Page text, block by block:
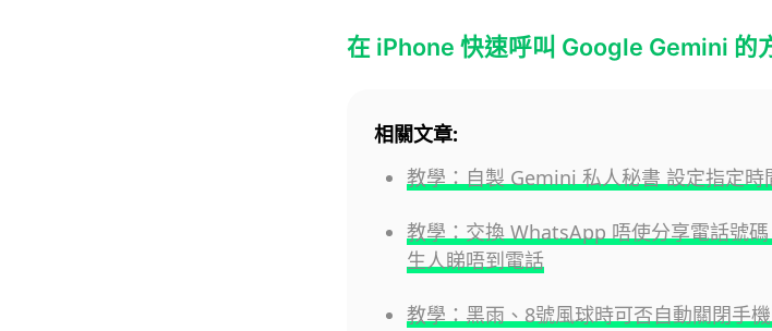
在 iPhone 快速呼叫 Google Gemini 的
相關文章:
教學：自製 Gemini 私人秘書 設定指定
教學：交換 WhatsApp 唔使分享電話號
生人睇唔到電話
教學：黑雨、8號風球時可否自動關閉手